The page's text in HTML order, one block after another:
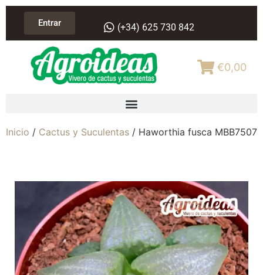
Entrar (+34) 625 730 842
€0,00
Inicio / Cactus y Suculentas / Haworthia fusca MBB7507